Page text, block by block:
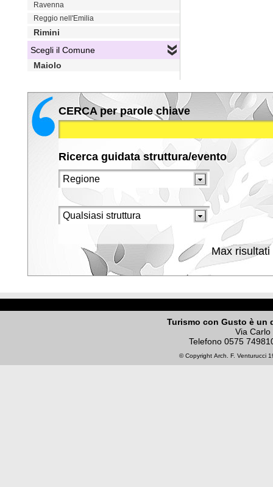
Ravenna
Reggio nell'Emilia
Rimini
Scegli il Comune
Maiolo
CERCA per parole chiave
Ricerca guidata struttura/evento
Max risultati
Turismo con Gusto è un
Via
Telefono 0575
© Copyright Arch. F. Venturucci